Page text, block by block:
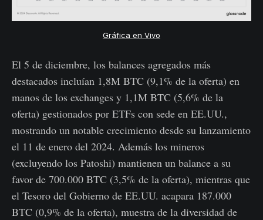
Gráfica en Vivo
El 5 de diciembre, los balances agregados más
destacados incluían 1,8M BTC (9,1% de la oferta) en
manos de los exchanges y 1,1M BTC (5,6% de la
oferta) gestionados por ETFs con sede en EE.UU.,
mostrando un notable crecimiento desde su lanzamiento
el 11 de enero del 2024. Además los mineros
(excluyendo los Patoshi) mantienen un balance a su
favor de 700.000 BTC (3,5% de la oferta), mientras que
el Tesoro del Gobierno de EE.UU. acapara 187.000
BTC (0,9% de la oferta), muestra de la diversidad de